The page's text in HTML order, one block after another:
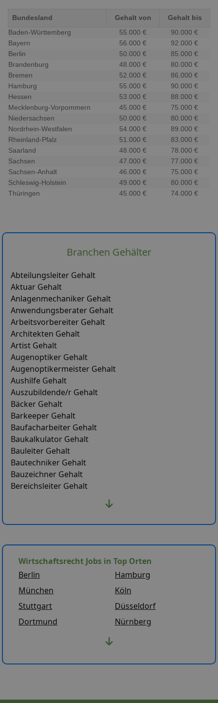
Bundesland Gehalt von
Gehalt bis
Baden-Württemberg
55.000 €
90.000 €
Bayern
56.000 €
92.000 €
Berlin
50.000 €
85.000 €
Brandenburg
48.000 €
80.000 €
Bremen
52.000 €
86.000 €
Hamburg
55.000 €
90.000 €
Hessen
53.000 €
88.000 €
Mecklenburg-Vorpommern
45.000 €
75.000 €
Niedersachsen
50.000 €
80.000 €
Nordrhein-Westfalen
54.000 €
89.000 €
Rheinland-Pfalz
51.000 €
83.000 €
Saarland
48.000 €
78.000 €
Sachsen
47.000 €
77.000 €
Sachsen-Anhalt
46.000 €
75.000 €
Schleswig-Holstein
49.000 €
80.000 €
Thüringen
45.000 € 74.000 €
Branchen Gehälter
Abteilungsleiter Gehalt
Aktuar Gehalt
Anlagenmechaniker Gehalt
Anwendungsberater Gehalt
Arbeitsvorbereiter Gehalt
Architekten Gehalt
Artist Gehalt
Augenoptiker Gehalt
Augenoptikermeister Gehalt
Aushilfe Gehalt
Auszubildende/r Gehalt
Bäcker Gehalt
Barkeeper Gehalt
Baufacharbeiter Gehalt
Baukalkulator Gehalt
Bauleiter Gehalt
Bautechniker Gehalt
Bauzeichner Gehalt
Bereichsleiter Gehalt
Wirtschaftsrecht Jobs in Top Orten
Berlin
Hamburg
München
Köln
Stuttgart
Düsseldorf
Dortmund
Nürnberg